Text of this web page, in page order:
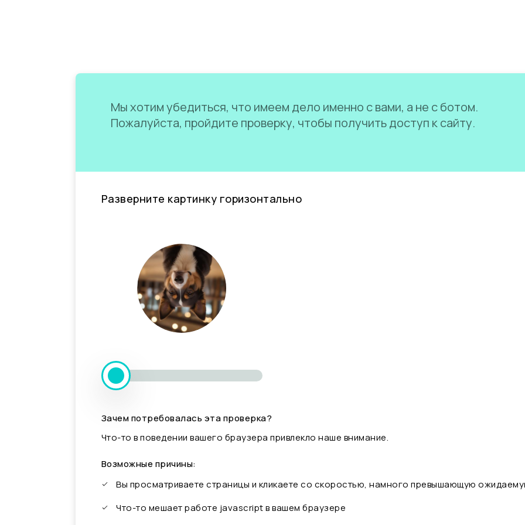
Мы хотим убедиться, что имеем дело именно с вами, а не с ботом.
Пожалуйста, пройдите проверку, чтобы получить доступ к сайту.
Разверните картинку горизонтально
Зачем потребовалась эта проверка?
Что-то в поведении вашего браузера привлекло наше внимание.
Возможные причины:
Вы просматриваете страницы и кликаете со скоростью, намного превышающую
Что-то мешает работе javascript в вашем браузере